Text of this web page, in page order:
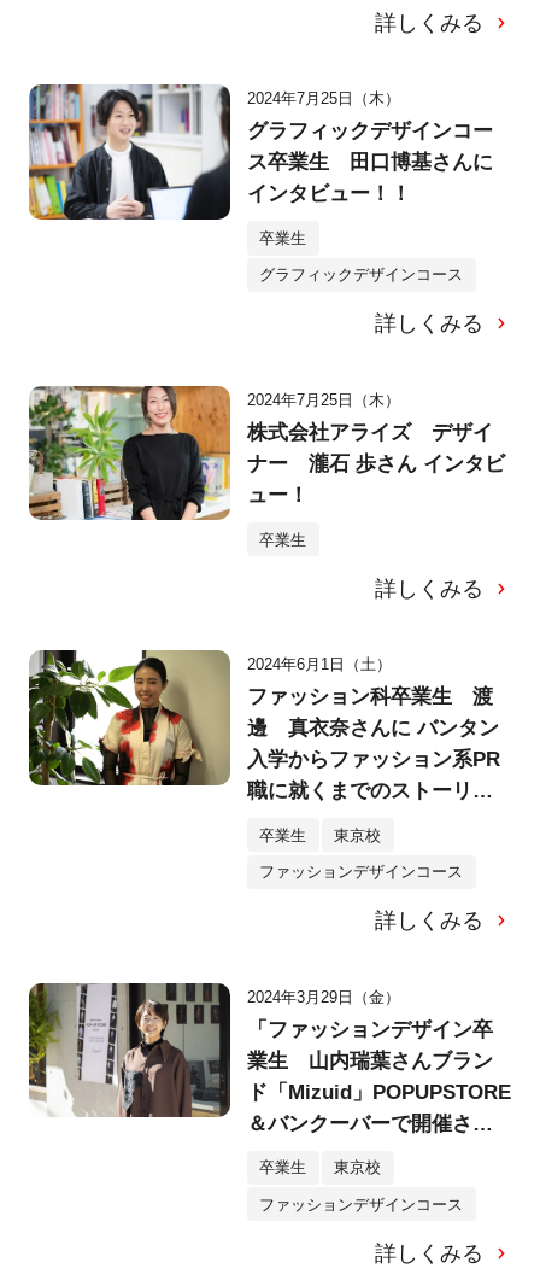
詳しくみる
2024年7月25日（木）
グラフィックデザインコー
ス卒業生 田口博基さんに
インタビュー！！
卒業生
グラフィックデザインコース
詳しくみる
2024年7月25日（木）
株式会社アライズ デザイ
ナー 瀧石 歩さん インタビ
ュー！
卒業生
詳しくみる
2024年6月1日（土）
ファッション科卒業生 渡
邊 真衣奈さんに バンタン
入学からファッション系PR
職に就くまでのストーリー
をロングインタビュー！
卒業生 東京校
ファッションデザインコース
詳しくみる
2024年3月29日（金）
「ファッションデザイン卒
業生 山内瑞葉さんブラン
ド「Mizuid」POPUPSTORE
＆バンクーバーで開催され
たRUNWAYの様子をインタ
卒業生 東京校
ファッションデザインコース
詳しくみる